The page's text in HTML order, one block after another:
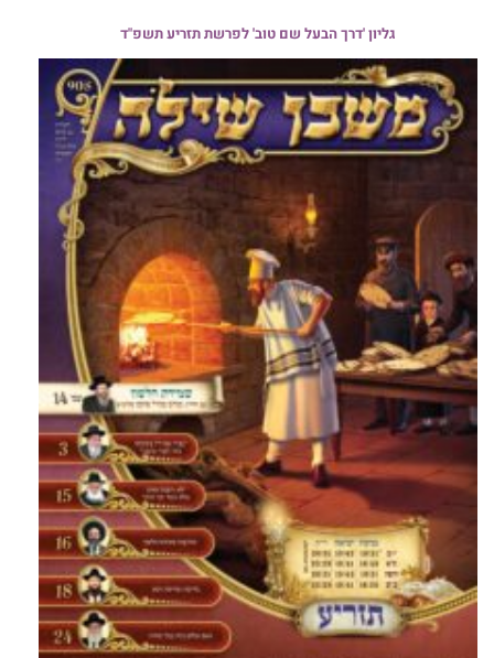
גליון 'דרך הבעל שם טוב' לפרשת תזריע תשפ"ד